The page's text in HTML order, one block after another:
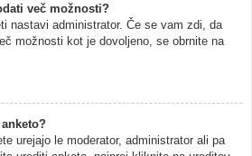
več možnosti?
nastavi administrator. Če se vam zdi, da
možnosti kot je dovoljeno, se obrnite na
urejajo le moderator, administrator ali pa